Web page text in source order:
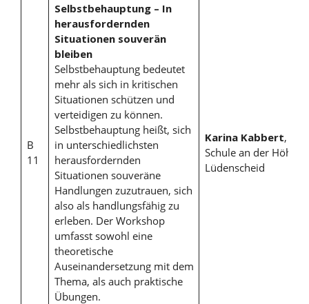
B
11
Selbstbehauptung – In
herausfordernden
Situationen souverän
bleiben
Selbstbehauptung bedeutet
mehr als sich in kritischen
Situationen schützen und
verteidigen zu können.
Selbstbehauptung heißt, sich
in unterschiedlichsten
herausfordernden
Situationen souveräne
Handlungen zuzutrauen, sich
also als handlungsfähig zu
erleben. Der Workshop
umfasst sowohl eine
theoretische
Auseinandersetzung mit dem
Thema, als auch praktische
Übungen.
Karina Kabbert,
Schule an der Höh
Lüdenscheid